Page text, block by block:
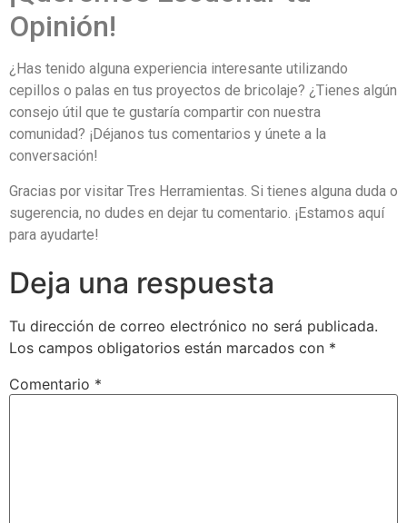
Opinión!
¿Has tenido alguna experiencia interesante utilizando
cepillos o palas en tus proyectos de bricolaje? ¿Tienes algún
consejo útil que te gustaría compartir con nuestra
comunidad? ¡Déjanos tus comentarios y únete a la
conversación!
Gracias por visitar Tres Herramientas. Si tienes alguna duda o
sugerencia, no dudes en dejar tu comentario. ¡Estamos aquí
para ayudarte!
Deja una respuesta
Tu dirección de correo electrónico no será publicada.
Los campos obligatorios están marcados con *
Comentario *